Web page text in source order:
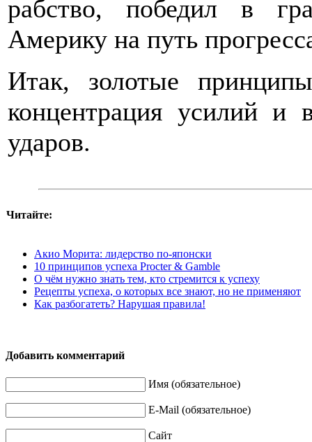
рабство, победил в
Америку на путь
Итак, золотые
концентрация усилий и
ударов.
Читайте:
Акио Морита: лидерство по-японски
10 принципов успеха Procter & Gamble
О чём нужно знать тем, кто стремится к успеху
Рецепты успеха, о которых все знают, но не применяют
Как разбогатеть? Нарушая правила!
Добавить комментарий
Имя (обязательное)
E-Mail (обязательное)
Сайт